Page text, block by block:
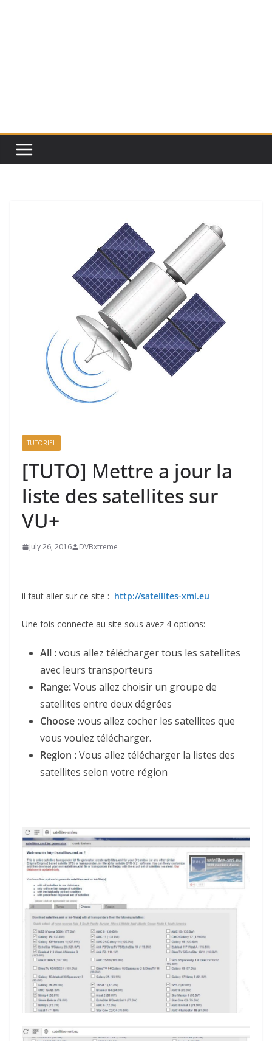
TUTORIEL
[TUTO] Mettre a jour la
liste des satellites sur
VU+
July 26, 2016 DVBxtreme
il faut aller sur ce site : http://satellites-xml.eu
Une fois connecte au site sous avez 4 options:
All :vous allez télécharger tous les satellites
avec leurs transporteurs
Range:Vous allez choisir un groupe de
satellites entre deux dégrées
Choose :vous allez cocher les satellites que
vous voulez télécharger.
Region :Vous allez télécharger la listes des
satellites selon votre région